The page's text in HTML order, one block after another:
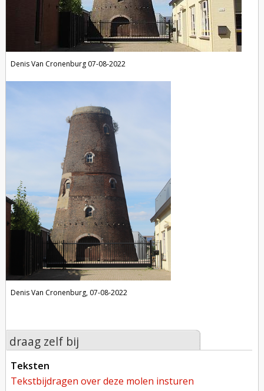
Denis Van Cronenburg 07-08-2022
Denis Van Cronenburg, 07-08-2022
draag zelf bij
teksten
tekstbijdragen over deze molen insturen